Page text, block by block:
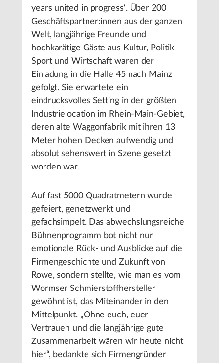
years united in progress‘. Über 200
Geschäftspartner:innen aus der ganzen
Welt, langjährige Freunde und
hochkarätige Gäste aus Kultur, Politik,
Sport und Wirtschaft waren der
Einladung in die Halle 45 nach Mainz
gefolgt. Sie erwartete ein
eindrucksvolles Setting in der größten
Industrielocation im Rhein-Main-Gebiet,
deren alte Waggonfabrik mit ihren 13
Meter hohen Decken aufwendig und
absolut sehenswert in Szene gesetzt
worden war.
Auf fast 5000 Quadratmetern wurde
gefeiert, genetzwerkt und
gefachsimpelt. Das abwechslungsreiche
Bühnenprogramm bot nicht nur
emotionale Rück- und Ausblicke auf die
Firmengeschichte und Zukunft von
Rowe, sondern stellte, wie man es vom
Wormser Schmierstoffhersteller
gewöhnt ist, das Miteinander in den
Mittelpunkt. „Ohne euch, euer
Vertrauen und die langjährige gute
Zusammenarbeit wären wir heute nicht
hier“, bedankte sich Firmengründer